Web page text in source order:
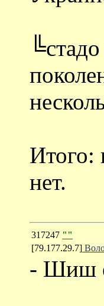
Итого:
нет.
317247 ""
[79.177.29.7]
- Шиш